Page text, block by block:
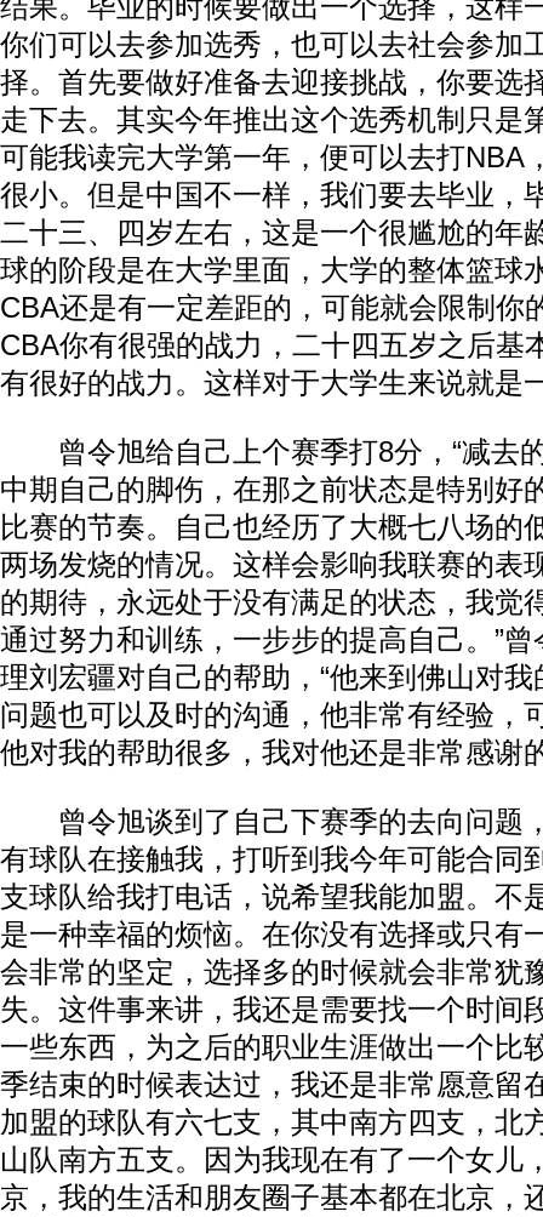
结果。毕业的时候要做出一个选择，这样
你们可以去参加选秀，也可以去社会参加
择。首先要做好准备去迎接挑战，你要选
走下去。其实今年推出这个选秀机制只是
可能我读完大学第一年，便可以去打NBA
很小。但是中国不一样，我们要去毕业，
二十三、四岁左右，这是一个很尴尬的年
球的阶段是在大学里面，大学的整体篮球
CBA还是有一定差距的，可能就会限制你
CBA你有很强的战力，二十四五岁之后基
有很好的战力。这样对于大学生来说就是
曾令旭给自己上个赛季打8分，“减去
中期自己的脚伤，在那之前状态是特别好
比赛的节奏。自己也经历了大概七八场的
两场发烧的情况。这样会影响我联赛的表
的期待，永远处于没有满足的状态，我觉
通过努力和训练，一步步的提高自己。”
理刘宏疆对自己的帮助，“他来到佛山对
问题也可以及时的沟通，他非常有经验，
他对我的帮助很多，我对他还是非常感谢
曾令旭谈到了自己下赛季的去向问题
有球队在接触我，打听到我今年可能合同
支球队给我打电话，说希望我能加盟。不
是一种幸福的烦恼。在你没有选择或只有
会非常的坚定，选择多的时候就会非常犹
失。这件事来讲，我还是需要找一个时间
一些东西，为之后的职业生涯做出一个比
季结束的时候表达过，我还是非常愿意留
加盟的球队有六七支，其中南方四支，北
山队南方五支。因为我现在有了一个女儿
京，我的生活和朋友圈子基本都在北京，